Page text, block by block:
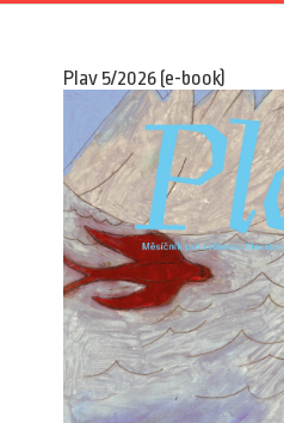
Plav 5/2026 (e-book)